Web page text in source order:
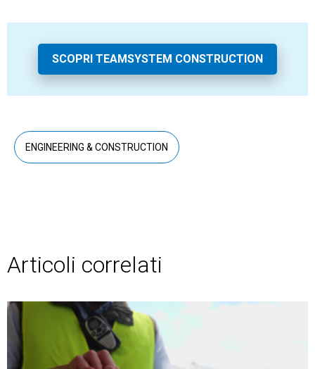
SCOPRI TEAMSYSTEM CONSTRUCTION
ENGINEERING & CONSTRUCTION
Articoli correlati